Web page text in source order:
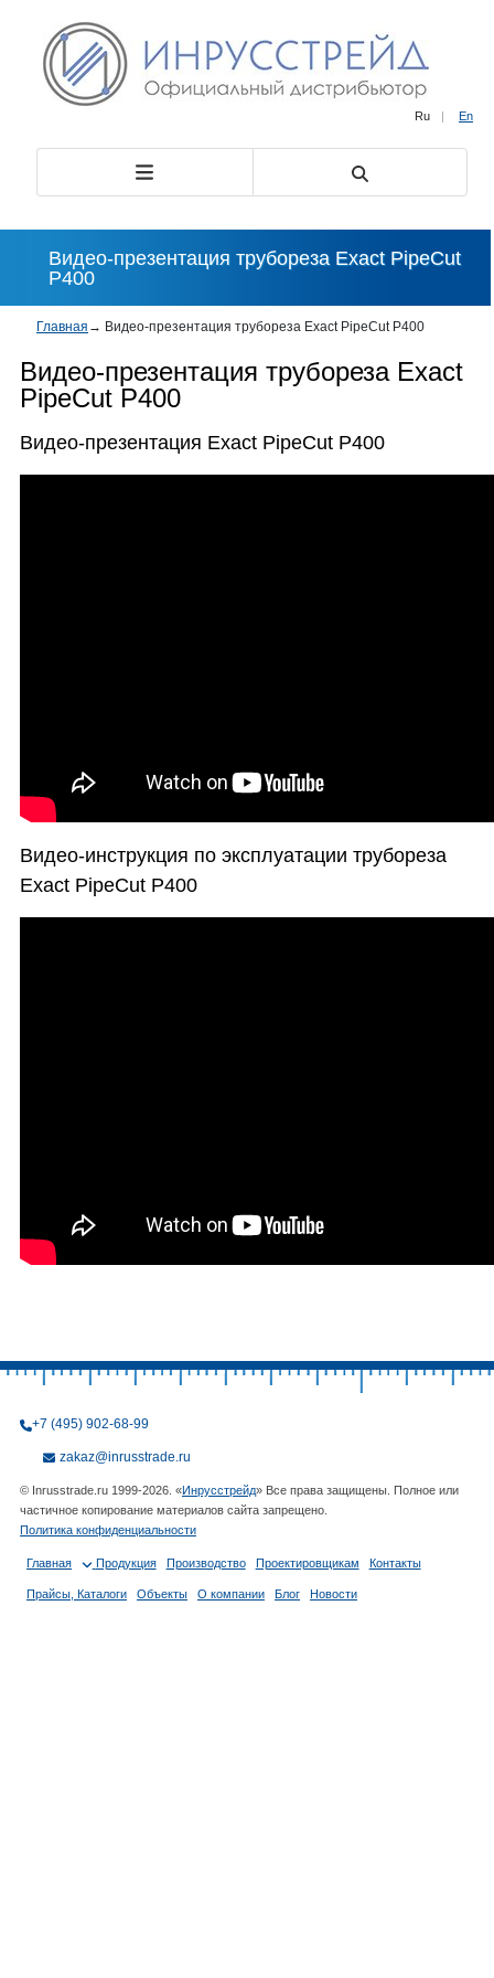
Ru | En
Видео-презентация трубореза Exact PipeCut
P400
Главная → Видео-презентация трубореза Exact PipeCut P400
Видео-презентация трубореза Exact
PipeCut P400
Видео-презентация Exact PipeCut P400
Видео-инструкция по эксплуатации трубореза
Exact PipeCut P400
+7 (495) 902-68-99
zakaz@inrusstrade.ru
© Inrusstrade.ru 1999-2026. «Инрусстрейд» Все права защищены. Полное или
частичное копирование материалов сайта запрещено.
Политика конфиденциальности
Главная Продукция Производство Проектировщикам Контакты
Прайсы, Каталоги Объекты О компании Блог Новости